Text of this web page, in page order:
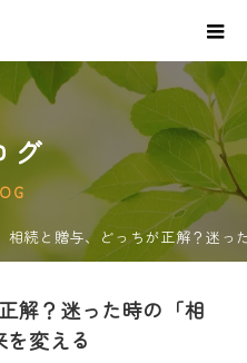
グ
相続と贈与、どっちが正解？迷っ
解？迷った時の「相
変える